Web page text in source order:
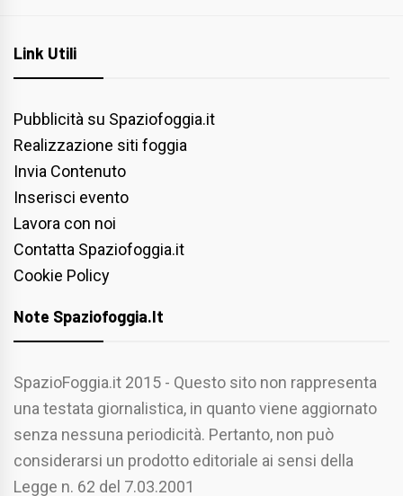
Link Utili
Pubblicità su Spaziofoggia.it
Realizzazione siti foggia
Invia Contenuto
Inserisci evento
Lavora con noi
Contatta Spaziofoggia.it
Cookie Policy
Note Spaziofoggia.it
SpazioFoggia.it 2015 - Questo sito non rappresenta
una testata giornalistica, in quanto viene aggiornato
senza nessuna periodicità. Pertanto, non può
considerarsi un prodotto editoriale ai sensi della
Legge n. 62 del 7.03.2001